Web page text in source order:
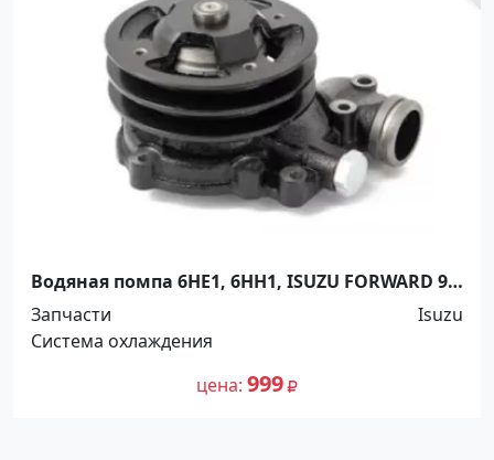
Водяная помпа 6HE1, 6HH1, ISUZU FORWARD 94
~, 5264720 Краснодар
Запчасти
Isuzu
Система охлаждения
цена 999